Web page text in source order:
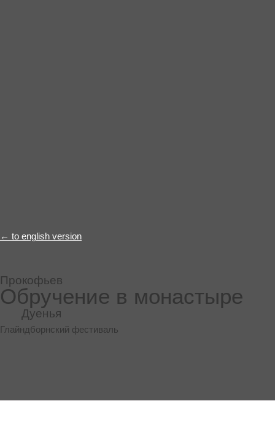
← to english version
Прокофьев
Обручение в монастыре
Дуенья
Глайндборнский фестиваль